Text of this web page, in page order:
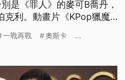
是《罪人》的麥可B喬丹，
克利。動畫片《KPop獵魔
一戰再戰 奧斯卡 ...